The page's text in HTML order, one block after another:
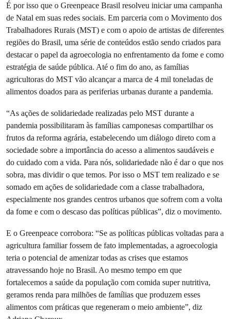
É por isso que o Greenpeace Brasil resolveu iniciar uma campanha
de Natal em suas redes sociais. Em parceria com o Movimento dos
Trabalhadores Rurais (MST) e com o apoio de artistas de diferentes
regiões do Brasil, uma série de conteúdos estão sendo criados para
destacar o papel da agroecologia no enfrentamento da fome e como
estratégia de saúde pública. Até o fim do ano, as famílias
agricultoras do MST vão alcançar a marca de 4 mil toneladas de
alimentos doados para as periferias urbanas durante a pandemia.
“As ações de solidariedade realizadas pelo MST durante a
pandemia possibilitaram às famílias camponesas compartilhar os
frutos da reforma agrária, estabelecendo um diálogo direto com a
sociedade sobre a importância do acesso a alimentos saudáveis e
do cuidado com a vida. Para nós, solidariedade não é dar o que nos
sobra, mas dividir o que temos. Por isso o MST tem realizado e se
somado em ações de solidariedade com a classe trabalhadora,
especialmente nos grandes centros urbanos que sofrem com a volta
da fome e com o descaso das políticas públicas”, diz o movimento.
E o Greenpeace corrobora: “Se as políticas públicas voltadas para a
agricultura familiar fossem de fato implementadas, a agroecologia
teria o potencial de amenizar todas as crises que estamos
atravessando hoje no Brasil. Ao mesmo tempo em que
fortalecemos a saúde da população com comida super nutritiva,
geramos renda para milhões de famílias que produzem esses
alimentos com práticas que regeneram o meio ambiente”, diz